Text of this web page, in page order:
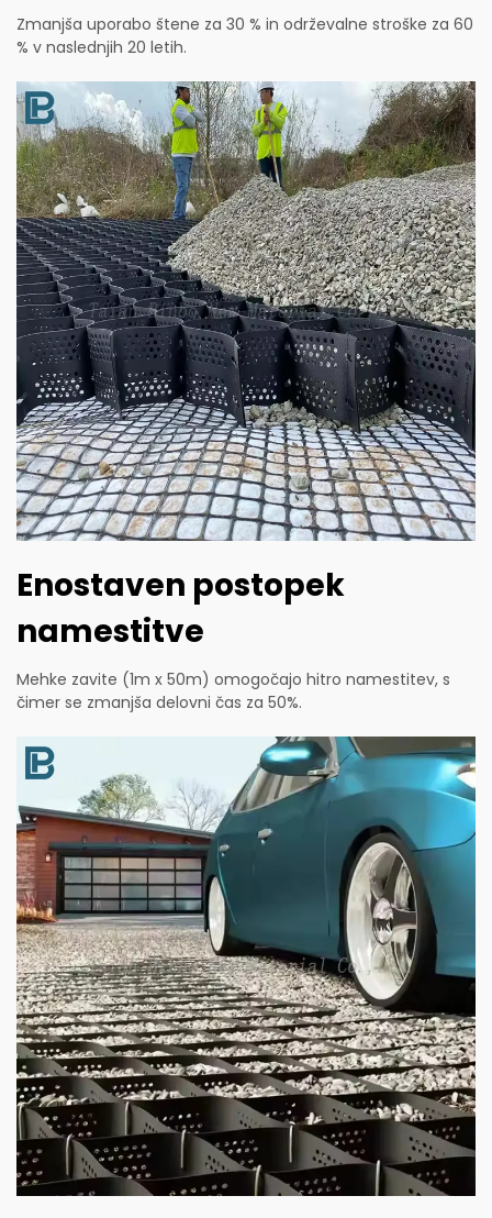
Zmanjša uporabo štene za 30 % in održevalne stroške za 60
% v naslednjih 20 letih.
Enostaven postopek
namestitve
Mehke zavite (1m x 50m) omogočajo hitro namestitev, s
čimer se zmanjša delovni čas za 50%.